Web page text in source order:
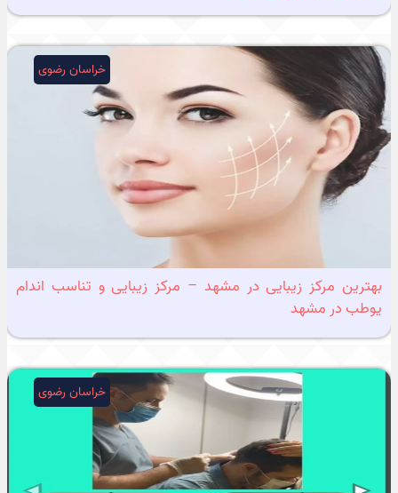
خراسان رضوی
بهترین مرکز زیبایی در مشهد – مرکز زیبایی و تناسب اندام
یوطب در مشهد
خراسان رضوی